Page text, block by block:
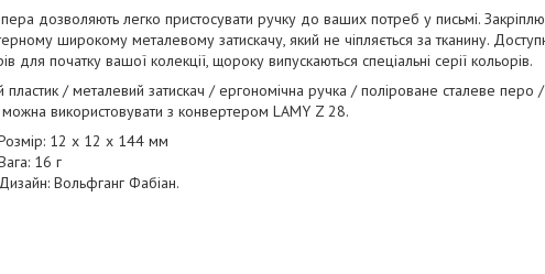
пера дозволяють легко пристосувати ручку до ваших потреб у письмі.
широкому металевому затискачу, який не чіпляється за тканину.
для початку вашої колекції, щороку випускаються спеціальні серії кольорів.
пластик / металевий затискач / ергономічна ручка / поліроване сталеве
використовувати з конвертером LAMY Z 28.
12 х 12 х 144 мм
16 г
Дизайн: Вольфганг Фабіан.